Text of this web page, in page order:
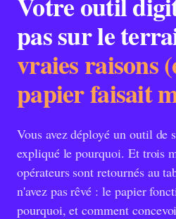
pas sur le
vraies raisons
papier faisait
Vous avez déployé un outil de
expliqué le pourquoi. Et trois
opérateurs sont retournés au
n'avez pas rêvé : le papier
pourquoi, et comment